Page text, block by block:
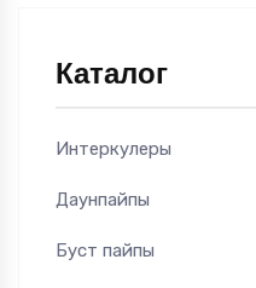
Каталог
Интеркулеры
Даунпайпы
Буст пайпы